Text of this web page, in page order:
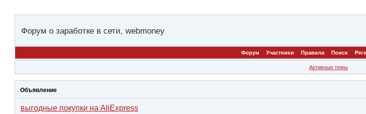
Форум о заработке в сети, webmoney
Форум Участники Правила Поиск
Активные темы
Объявление
выгодные покупки на AliExpress